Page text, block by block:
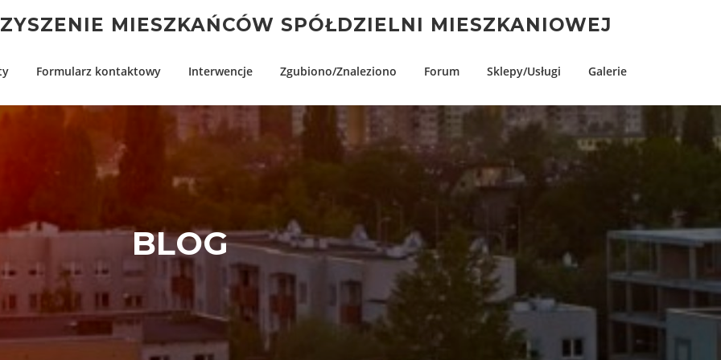
MIESZKAŃCÓW SPÓŁDZIELNI MIESZKANIOWEJ
Formularz kontaktowy Interwencje Zgubiono/Znaleziono Forum Sklepy/Usługi Galerie
BLOG